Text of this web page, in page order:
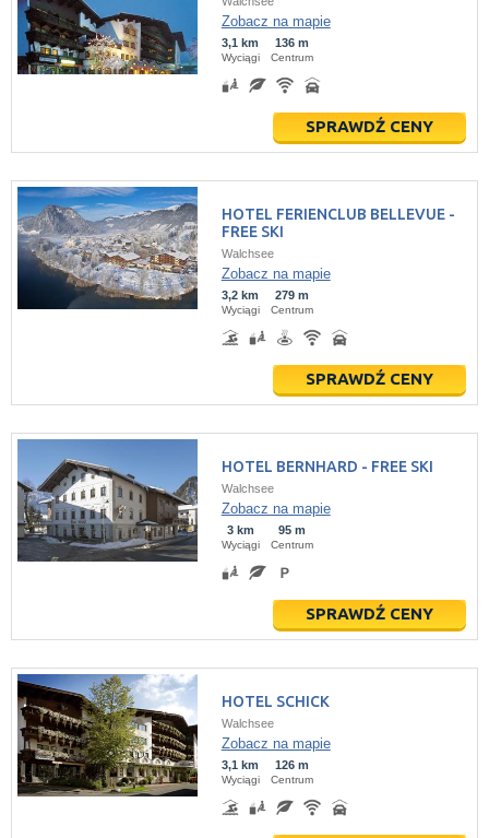
Zobacz na mapie
3,1 km
Wyciągi
136 m
Centrum
SPRAWDŹ CENY
HOTEL FERIENCLUB BELLEVUE -
FREE SKI
Walchsee
Zobacz na mapie
3,2 km
Wyciągi
279 m
Centrum
SPRAWDŹ CENY
HOTEL BERNHARD - FREE SKI
Walchsee
Zobacz na mapie
3 km
Wyciągi
95 m
Centrum
SPRAWDŹ CENY
HOTEL SCHICK
Walchsee
Zobacz na mapie
3,1 km
Wyciągi
126 m
Centrum